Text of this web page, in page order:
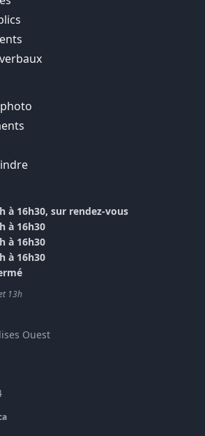
à 16h30, sur rendez-vous
à 16h30
à 16h30
à 16h30
13h
Ouest